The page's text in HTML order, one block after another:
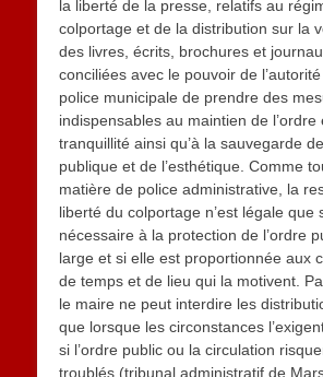
la liberté de la presse, relatifs au
colportage et de la distribution sur la
des livres, écrits, brochures et
conciliées avec le pouvoir de
police municipale de prendre des
indispensables au maintien de l’ordre
tranquillité ainsi qu’à la sauvegarde
publique et de l’esthétique. Comme
matière de police administrative, la
liberté du colportage n’est légale que
nécessaire à la protection de l’ordre
large et si elle est proportionnée aux
de temps et de lieu qui la motivent.
le maire ne peut interdire les
que lorsque les circonstances
si l’ordre public ou la circulation
troublés (tribunal administratif de